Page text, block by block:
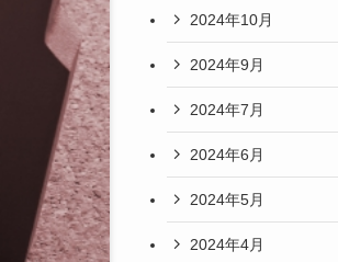
2024年10月
2024年9月
2024年7月
2024年6月
2024年5月
2024年4月